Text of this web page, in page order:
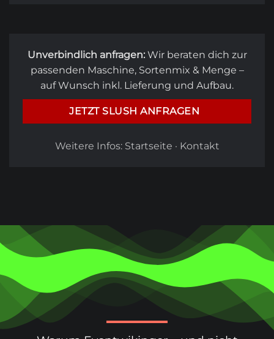
Unverbindlich anfragen:Wir beraten dich zur
passenden Maschine, Sortenmix & Menge –
auf Wunsch inkl. Lieferung und Aufbau.
JETZT SLUSH ANFRAGEN
Weitere Infos: Startseite · Kontakt